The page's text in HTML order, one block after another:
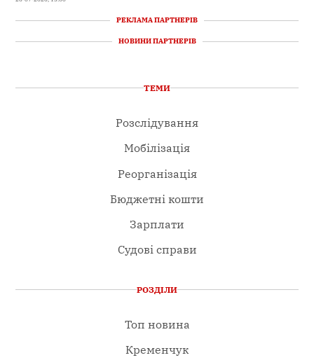
РЕКЛАМА ПАРТНЕРІВ
НОВИНИ ПАРТНЕРІВ
ТЕМИ
Розслідування
Мобілізація
Реорганізація
Бюджетні кошти
Зарплати
Судові справи
РОЗДІЛИ
Топ новина
Кременчук